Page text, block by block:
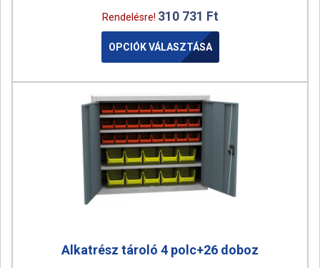
Rendelésre! 310 731 Ft
OPCIÓK VÁLASZTÁSA
Alkatrész tároló 4 polc+26 doboz